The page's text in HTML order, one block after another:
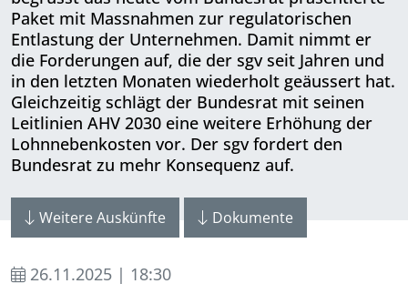
Paket mit Massnahmen zur regulatorischen
Entlastung der Unternehmen. Damit nimmt er
die Forderungen auf, die der sgv seit Jahren und
in den letzten Monaten wiederholt geäussert hat.
Gleichzeitig schlägt der Bundesrat mit seinen
Leitlinien AHV 2030 eine weitere Erhöhung der
Lohnnebenkosten vor. Der sgv fordert den
Bundesrat zu mehr Konsequenz auf.
Weitere Auskünfte Dokumente
26.11.2025 | 18:30